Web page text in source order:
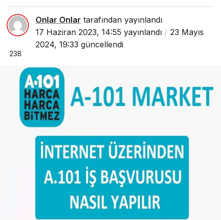
Onlar Onlar tarafından yayınlandı
17 Haziran 2023, 14:55 yayınlandı
23 Mayıs
2024, 19:33 güncellendi
238